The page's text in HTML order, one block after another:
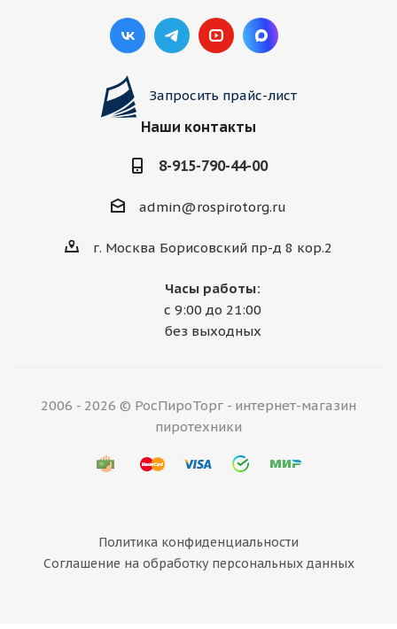
Запросить прайс-лист
Наши контакты
8-915-790-44-00
admin@rospirotorg.ru
г. Москва Борисовский пр-д 8 кор.2
Часы работы:
с 9:00 до 21:00
без выходных
2006 - 2026 © РосПироТорг - интернет-магазин
пиротехники
Политика конфиденциальности
Соглашение на обработку персональных данных